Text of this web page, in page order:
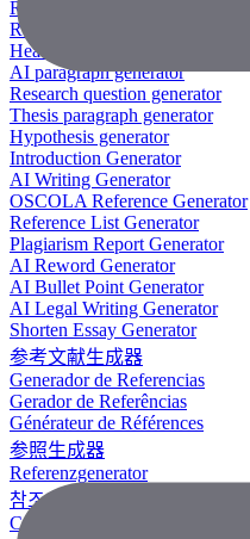
Research Title Generator
Reference Generator
Headline Generator
AI paragraph generator
Research question generator
Thesis paragraph generator
Hypothesis generator
Introduction Generator
AI Writing Generator
OSCOLA Reference Generator
Reference List Generator
Plagiarism Report Generator
AI Reword Generator
AI Bullet Point Generator
AI Legal Writing Generator
Shorten Essay Generator
参考文献生成器
Generador de Referencias
Gerador de Referências
Générateur de Références
参照生成器
Referenzgenerator
참조 생성기
Công Cụ Tạo Tài Liệu Tham